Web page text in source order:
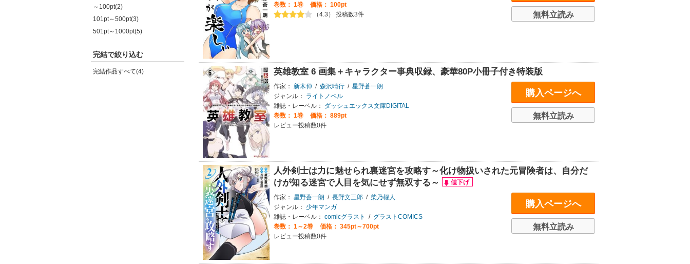
～100pt(2)
101pt～500pt(3)
501pt～1000pt(5)
完結で絞り込む
完結作品すべて(4)
巻数： 1巻
価格： 100pt
（4.3） 投稿数3件
無料立読み
英雄教室 6 画集＋キャラクター事典収録、豪華80P小冊子付き特装版
作家： 新木伸 / 森沢晴行 / 星野蒼一朗
ジャンル：
ライトノベル
雑誌・レーベル：
ダッシュエックス文庫DIGITAL
巻数： 1巻
価格： 889pt
レビュー投稿数0件
購入ページへ
無料立読み
人外剣士は力に魅せられ裏迷宮を攻略す～化け物扱いされた元冒険者は、自分だ
けが知る迷宮で人目を気にせず無双する～
作家： 星野蒼一朗 / 長野文三郎 / 柴乃櫂人
ジャンル：
少年マンガ
雑誌・レーベル： comicグラスト / グラストCOMICS
巻数： 1～2巻
価格： 345pt～700pt
レビュー投稿数0件
購入ページへ
無料立読み